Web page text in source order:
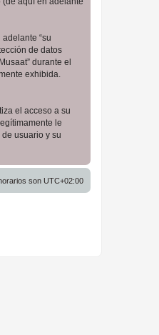
“su
de datos
durante el
exhibida.
el acceso a su
le
usuario y su
son UTC+02:00